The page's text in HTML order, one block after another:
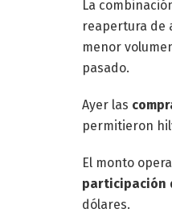
La
reapertura de
menor
pasado.
Ayer las
permitieron
El monto
participación
dólares.